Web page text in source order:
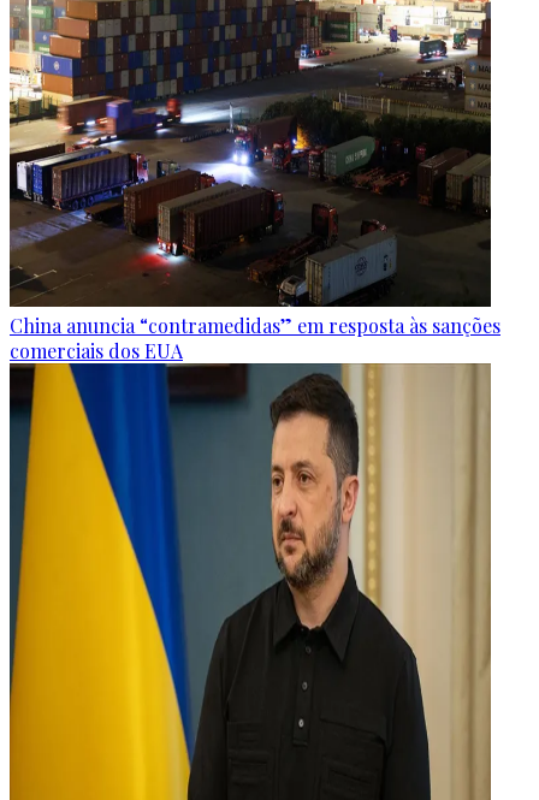
China anuncia “contramedidas” em resposta às sanções
comerciais dos EUA